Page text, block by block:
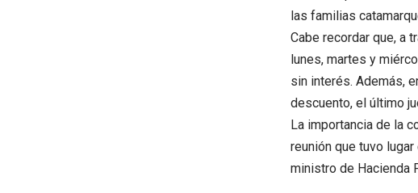
las familias
Cabe recordar que, a
lunes, martes y
sin interés. Además,
descuento, el último
La importancia de la
reunión que tuvo
ministro de Hacienda